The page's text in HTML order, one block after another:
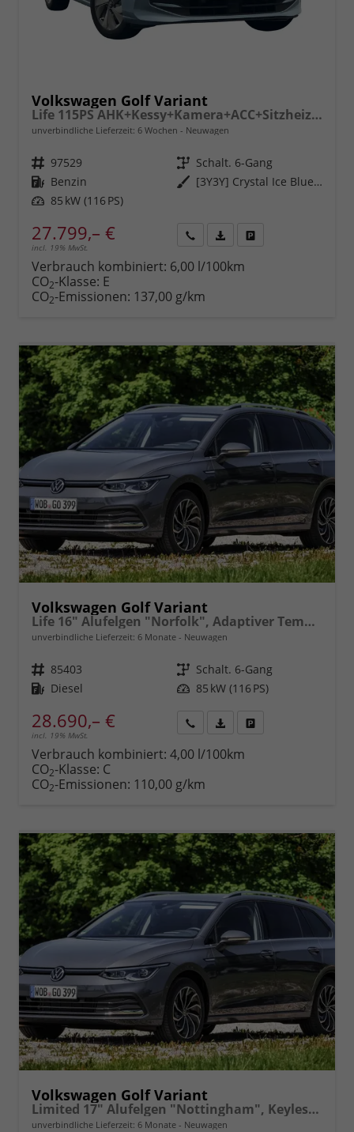
Volkswagen Golf Variant
Life 115PS AHK+Kessy+Kamera+ACC+Sitzheizung+App-Connect+Alu17+Alarm
unverbindliche Lieferzeit: 6 Wochen Neuwagen
Fahrzeugnr. 97529 Getriebe Schalt. 6-Gang
Kraftstoff Benzin Außenfarbe
[3Y3Y] Crystal Ice Blue Metallic
Leistung 85 kW (116 PS)
27.799,– €
incl. 19% MwSt.
anfordern
Datei,
Verbrauch kombiniert: 6,00 l/100km
CO2-Klasse: E
CO2-Emissionen: 137,00 g/km
Volkswagen Golf Variant
Life 16" Alufelgen "Norfolk", Adaptiver Tempomat ACC, Sicht-Paket, Digital Cockpit Pro, LED-Scheinwerfer, Radio Composition 10,3" + Wireless App-Connect, Parksensoren vorn und hinten, Climatronic, M-Lederlenkrad, Reserverad, Dachreling uvm.
unverbindliche Lieferzeit: 6 Monate Neuwagen
Fahrzeugnr. 85403 Getriebe Schalt. 6-Gang
Kraftstoff Diesel Leistung 85 kW (116 PS)
28.690,– €
incl. 19% MwSt.
anfordern
Datei,
Verbrauch kombiniert: 4,00 l/100km
CO2-Klasse: C
CO2-Emissionen: 110,00 g/km
Volkswagen Golf Variant
Limited 17" Alufelgen "Nottingham", Keyless-Paket mit elektrischem Kofferraumöffner + Alarm, Adaptiver Tempomat ACC, Sicht-Paket, Digital Cockpit Pro, LED-Scheinwerfer, Radio Composition 10,3" Wireless App-Connect, Parksensoren vorn und hinten, Climatronic, M-
unverbindliche Lieferzeit: 6 Monate Neuwagen